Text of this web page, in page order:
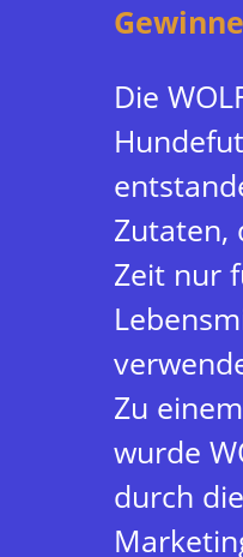
Die
Zutaten,
Zeit nur
Zu
wurde
durch die